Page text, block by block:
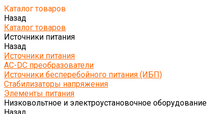
Каталог товаров
Назад
Каталог товаров
Источники питания
Назад
Источники питания
AC-DC преобразователи
Источники бесперебойного питания (ИБП)
Стабилизаторы напряжения
Элементы питания
Низковольтное и электроустановочное оборудование